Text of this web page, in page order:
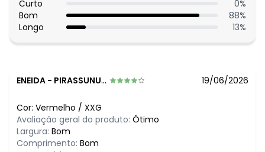
Histórico de preços
O preço apresentado abaixo é o menor oferecido em
algum dia do mês, para o menor tamanho disponível.
junho/2026 N/D*
abril/2026
março/2026
fevereiro/2026
Curto
0%
Bom
88%
Longo
13%
ENEIDA - PIRASSUNUNGA - SP 19/06/2026
Cor: Vermelho / XXG
Avaliação geral do produto: Ótimo
Largura: Bom
Comprimento: Bom